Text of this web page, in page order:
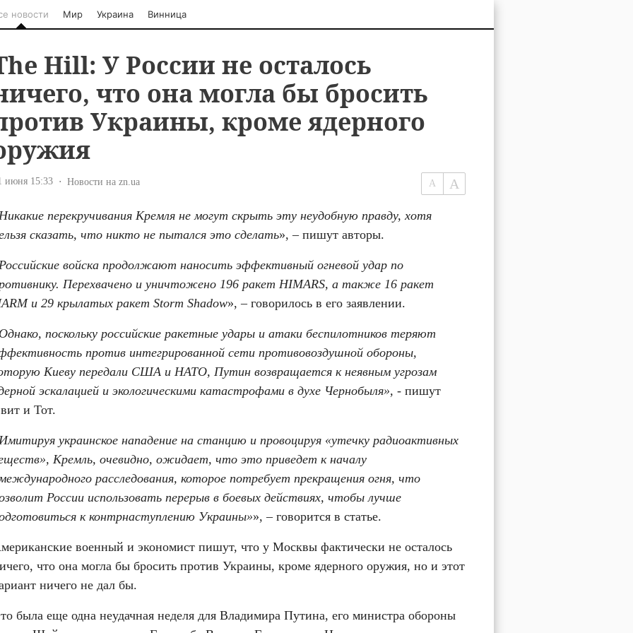
новости Мир Украина Винница
Hill: У России не осталось
что она могла бы бросить
Украины, кроме ядерного
июня 15:33 Новости на zn.ua
перекручивания Кремля не могут скрыть эту неудобную правду, хотя
сказать, что никто не пытался это сделать», – пишут авторы.
войска продолжают наносить эффективный огневой удар по
Перехвачено и уничтожено 196 ракет HIMARS, а также 16 ракет
и 29 крылатых ракет Storm Shadow», – говорилось в его заявлении.
поскольку российские ракетные удары и атаки беспилотников теряют
против интегрированной сети противовоздушной обороны,
Киеву передали США и НАТО, Путин возвращается к неявным угрозам
эскалацией и экологическими катастрофами в духе Чернобыля», - пишут
и Тот.
украинское нападение на станцию и провоцируя «утечку радиоактивных
Кремль, очевидно, ожидает, что это приведет к началу
расследования, которое потребует прекращения огня, что
России использовать перерыв в боевых действиях, чтобы лучше
к контрнаступлению Украины»», – говорится в статье.
военный и экономист пишут, что у Москвы фактически не осталось
что она могла бы бросить против Украины, кроме ядерного оружия, но и этот
ничего не дал бы.
была еще одна неудачная неделя для Владимира Путина, его министра обороны